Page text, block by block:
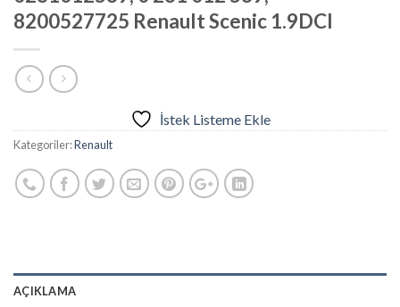
8200527725 Renault Scenic 1.9DCI
İstek Listeme Ekle
Kategoriler:Renault
AÇIKLAMA